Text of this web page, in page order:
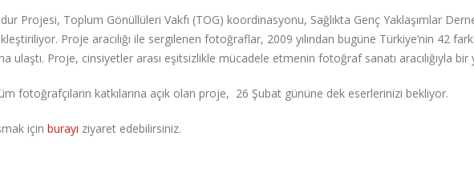
Projesi, Toplum Gönüllüleri Vakfı (TOG) koordinasyonu, Sağlıkta Genç Yaklaşımlar
Proje aracılığı ile sergilenen fotoğraflar, 2009 yılından bugüne Türkiye’nin 42
ulaştı. Proje, cinsiyetler arası eşitsizlikle mücadele etmenin fotoğraf sanatı aracılığıyla
fotoğrafçıların katkılarına açık olan proje, 26 Şubat gününe dek eserlerinizi bekliyor.
için burayı ziyaret edebilirsiniz.